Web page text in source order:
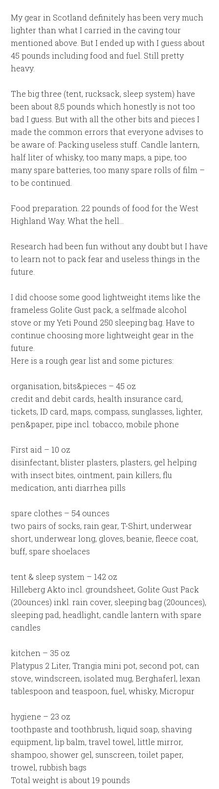
My gear in Scotland definitely has been very much
lighter than what I carried in the caving tour
mentioned above. But I ended up with I guess about
45 pounds including food and fuel. Still pretty
heavy.
The big three (tent, rucksack, sleep system) have
been about 8,5 pounds which honestly is not too
bad I guess. But with all the other bits and pieces I
made the common errors that everyone advises to
be aware of: Packing useless stuff. Candle lantern,
half liter of whisky, too many maps, a pipe, too
many spare batteries, too many spare rolls of film –
to be continued.
Food preparation. 22 pounds of food for the West
Highland Way. What the hell…
Research had been fun without any doubt but I have
to learn not to pack fear and useless things in the
future.
I did choose some good lightweight items like the
frameless Golite Gust pack, a selfmade alcohol
stove or my Yeti Pound 250 sleeping bag. Have to
continue choosing more lightweight gear in the
future.
Here is a rough gear list and some pictures:
organisation, bits&pieces – 45 oz
credit and debit cards, health insurance card,
tickets, ID card, maps, compass, sunglasses, lighter,
pen&paper, pipe incl. tobacco, mobile phone
First aid – 10 oz
disinfectant, blister plasters, plasters, gel helping
with insect bites, ointment, pain killers, flu
medication, anti diarrhea pills
spare clothes – 54 ounces
two pairs of socks, rain gear, T-Shirt, underwear
short, underwear long, gloves, beanie, fleece coat,
buff, spare shoelaces
tent & sleep system – 142 oz
Hilleberg Akto incl. groundsheet, Golite Gust Pack
(20ounces) inkl. rain cover, sleeping bag (20ounces),
sleeping pad, headlight, candle lantern with spare
candles
kitchen – 35 oz
Platypus 2 Liter, Trangia mini pot, second pot, can
stove, windscreen, isolated mug, Berghaferl, lexan
tablespoon and teaspoon, fuel, whisky, Micropur
hygiene – 23 oz
toothpaste and toothbrush, liquid soap, shaving
equipment, lip balm, travel towel, little mirror,
shampoo, shower gel, sunscreen, toilet paper,
trowel, rubbish bags
Total weight is about 19 pounds